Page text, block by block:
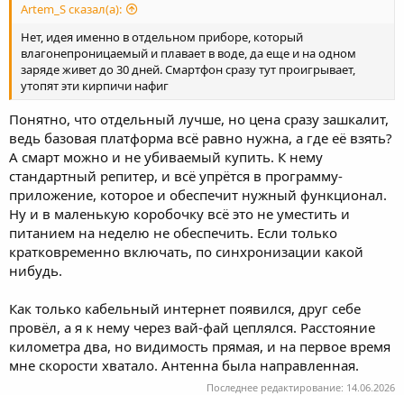
Artem_S сказал(а):
Нет, идея именно в отдельном приборе, который
влагонепроницаемый и плавает в воде, да еще и на одном
заряде живет до 30 дней. Смартфон сразу тут проигрывает,
утопят эти кирпичи нафиг
Понятно, что отдельный лучше, но цена сразу зашкалит,
ведь базовая платформа всё равно нужна, а где её взять?
А смарт можно и не убиваемый купить. К нему
стандартный репитер, и всё упрётся в программу-
приложение, которое и обеспечит нужный функционал.
Ну и в маленькую коробочку всё это не уместить и
питанием на неделю не обеспечить. Если только
кратковременно включать, по синхронизации какой
нибудь.
Как только кабельный интернет появился, друг себе
провёл, а я к нему через вай-фай цеплялся. Расстояние
километра два, но видимость прямая, и на первое время
мне скорости хватало. Антенна была направленная.
Последнее редактирование: 14.06.2026